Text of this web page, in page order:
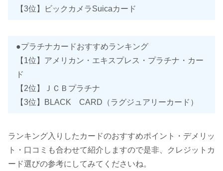
【3位】ビックカメラSuicaカード
●プラチナカードおすすめランキング
【1位】アメリカン・エキスプレス・プラチナ・カー
ド
【2位】ＪＣＢプラチナ
【3位】BLACK CARD（ラグジュアリーカード）
ランキング入りしたカードのおすすめポイント・デメリッ
ト・口コミも合わせて紹介しますので是非、クレジットカ
ード選びの参考にしてみてくださいね。